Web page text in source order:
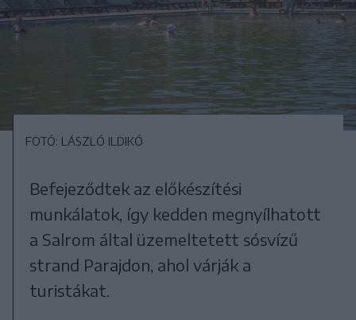
FOTÓ: LÁSZLÓ ILDIKÓ
Befejeződtek az előkészítési
munkálatok, így kedden megnyílhatott
a Salrom által üzemeltetett sósvízű
strand Parajdon, ahol várják a
turistákat.